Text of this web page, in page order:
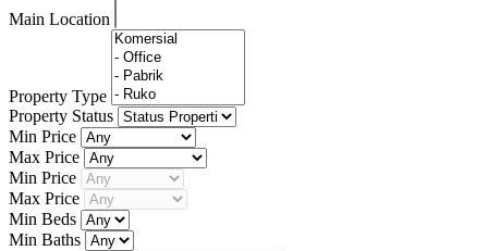
Main Location
Property Type
Property Status
Min Price
Max Price
Min Price
Max Price
Min Beds
Min Baths